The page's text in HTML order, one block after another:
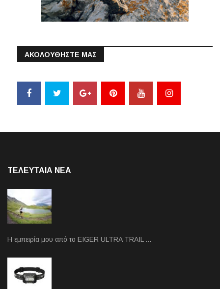
ΑΚΟΛΟΥΘΗΣΤΕ ΜΑΣ
ΤΕΛΕΥΤΑΙΑ NEA
Η εμπειρία μου από το EIGER ULTRA TRAIL …